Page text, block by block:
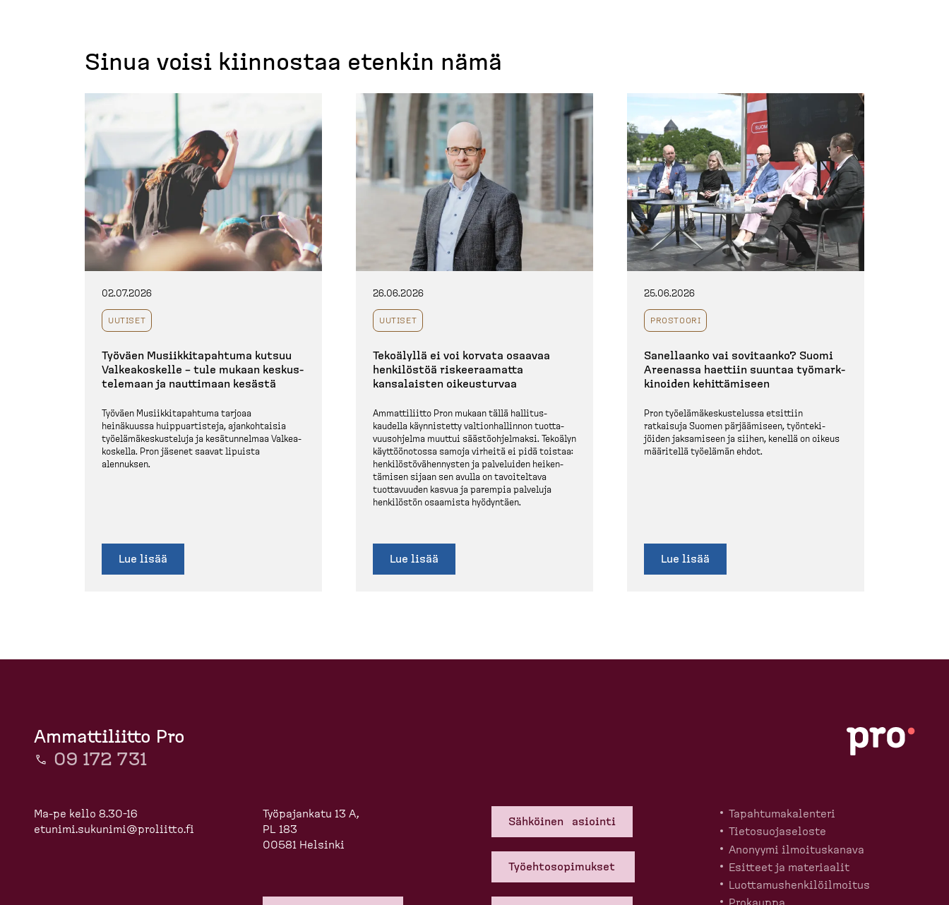
Sinua voisi kiinnostaa etenkin nämä
02.07.2026
UUTISET
Työväen Musiik­ki­ta­pahtuma kutsuu
Valkea­koskelle – tule mukaan keskus­
te­lemaan ja nauttimaan kesästä
Työväen Musiik­ki­ta­pahtuma tarjoaa
heinäkuussa huippuar­tisteja, ajankoh­taisia
työelä­mä­kes­kus­teluja ja kesätun­nelmaa Valkea­
koskella. Pron jäsenet saavat lipuista
alennuksen.
Lue lisää
26.06.2026
UUTISET
Tekoälyllä ei voi korvata osaavaa
henkilöstöä riskee­raamatta
kansalaisten oikeus­turvaa
Ammatti­liitto Pron mukaan tällä hallitus­
kaudella käynnistetty valtion­hal­linnon tuotta­
vuus­ohjelma muuttui säästö­oh­jelmaksi. Tekoälyn
käyttöö­notossa samoja virheitä ei pidä toistaa:
henkilös­tö­vä­hen­nysten ja palveluiden heiken­
tämisen sijaan sen avulla on tavoiteltava
tuotta­vuuden kasvua ja parempia palveluja
henkilöstön osaamista hyödyntäen.
Lue lisää
25.06.2026
PROSTOORI
Sanellaanko vai sovitaanko? Suomi
Areenassa haettiin suuntaa työmark­
ki­noiden kehittä­miseen
Pron työelä­mä­kes­kus­telussa etsittiin
ratkaisuja Suomen pärjää­miseen, työnte­ki­
jöiden jaksamiseen ja siihen, kenellä on oikeus
määritellä työelämän ehdot.
Lue lisää
Ammattiliitto Pro
09 172 731
Ma-pe kello 8.30-16
etunimi.sukunimi@proliitto.fi
Työpajankatu 13 A,
PL 183
00581 Helsinki
Sähköinen asiointi
Työehto­so­pi­mukset
Tapahtu­ma­ka­lenteri
Tietosuo­ja­seloste
Anonyymi ilmoitus­kanava
Esitteet ja materiaalit
Luotta­mus­hen­ki­löil­moitus